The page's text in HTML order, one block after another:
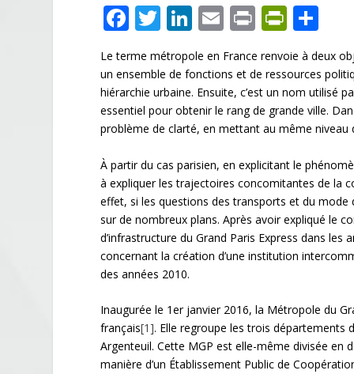
F
e
b
o
o
k
T
w
itt
er
Li
n
k
e
dI
n
E
m
ai
l
Pr
t
Pr
in
tF
ri
e
n
dl
y
ta
g
er
Le terme métropole en France renvoie à deux
un ensemble de fonctions et de ressources
hiérarchie urbaine. Ensuite, c’est un nom utilisé
essentiel pour obtenir le rang de grande ville.
problème de clarté, en mettant au même
À partir du cas parisien, en explicitant le
à expliquer les trajectoires concomitantes de la
effet, si les questions des transports et du
sur de nombreux plans. Après avoir expliqué le
d’infrastructure du Grand Paris Express dans les
concernant la création d’une institution
des années 2010.
Inaugurée le 1erjanvier 2016, la Métropole du
français[1]. Elle regroupe les trois départements
Argenteuil. Cette MGP est elle-même divisée en
manière d’un Établissement Public de